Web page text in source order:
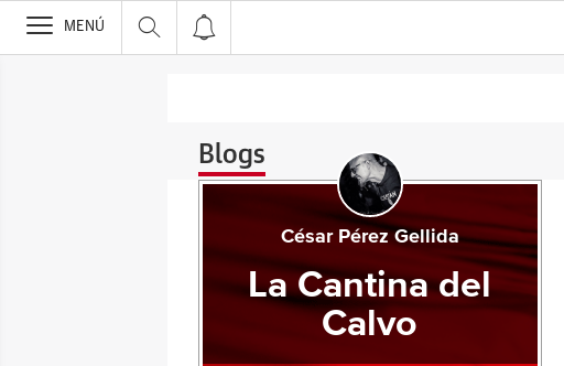
>
MENÚ
Blogs
César Pérez Gellida
La Cantina del
Calvo